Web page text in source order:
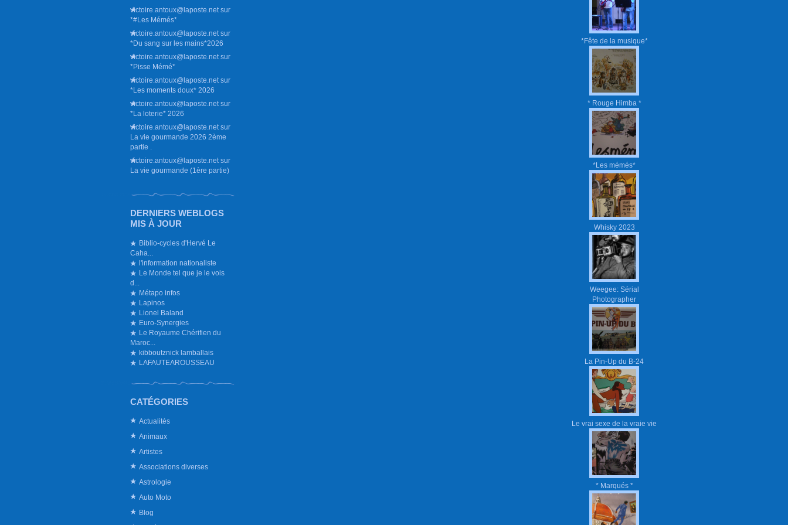
victoire.antoux@laposte.net sur
*#Les Mémés*
victoire.antoux@laposte.net sur
*Du sang sur les mains*2026
victoire.antoux@laposte.net sur
*Pisse Mémé*
victoire.antoux@laposte.net sur
*Les moments doux* 2026
victoire.antoux@laposte.net sur
*La loterie* 2026
victoire.antoux@laposte.net sur
La vie gourmande 2026 2ème
partie .
victoire.antoux@laposte.net sur
La vie gourmande (1ère partie)
DERNIERS WEBLOGS
MIS À JOUR
Biblio-cycles d'Hervé Le
Caha...
l'information nationaliste
Le Monde tel que je le vois
d...
Métapo infos
Lapinos
Lionel Baland
Euro-Synergies
Le Royaume Chérifien du
Maroc...
kibboutznick lamballais
LAFAUTEAROUSSEAU
CATÉGORIES
Actualités
Animaux
Artistes
Associations diverses
Astrologie
Auto Moto
Blog
*Fête de la musique*
* Rouge Himba *
*Les mémés*
Whisky 2023
Weegee: Sérial
Photographer
La Pin-Up du B-24
Le vrai sexe de la vraie vie
* Marqués *